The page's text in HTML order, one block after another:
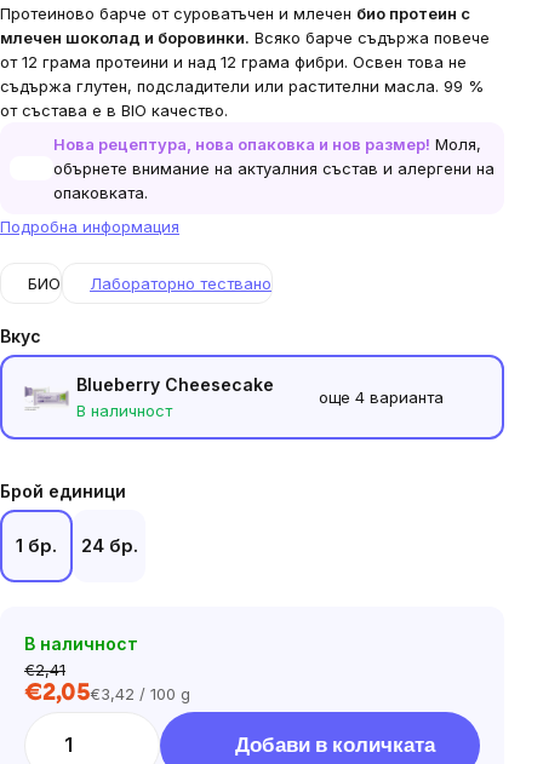
Протеиново барче от суроватъчен и млечен био протеин с
млечен шоколад и боровинки. Всяко барче съдържа повече
от 12 грама протеини и над 12 грама фибри. Освен това не
съдържа глутен, подсладители или растителни масла. 99 %
от състава е в BIO качество.
Нова рецептура, нова опаковка и нов размер! Моля,
обърнете внимание на актуалния състав и алергени на
опаковката.
Подробна информация
БИО Лабораторно тествано
Вкус
Blueberry Cheesecake
В наличност
още 4 варианта
Брой единици
1 бр. 24 бр.
В наличност
€2,41
€2,05Цена
€3,42 / 100 g
Добави в количката